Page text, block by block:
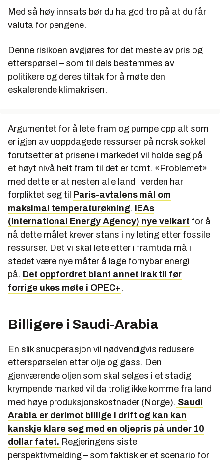
Med så høy innsats bør du ha god tro på at du får
valuta for pengene.
Denne risikoen avgjøres for det meste av pris og
etterspørsel – som til dels bestemmes av
politikere og deres tiltak for å møte den
eskalerende klimakrisen.
Argumentet for å lete fram og pumpe opp alt som
er igjen av uoppdagede ressurser på norsk sokkel
forutsetter at prisene i markedet vil holde seg på
et høyt nivå helt fram til det er tomt. «Problemet»
med dette er at nesten alle land i verden har
forpliktet seg til Paris-avtalens mål om
maksimal temperaturøkning.
IEAs
(International Energy Agency) nye veikart for å
nå dette målet krever stans i ny leting etter fossile
ressurser. Det vi skal lete etter i framtida må i
stedet være nye måter å lage fornybar energi
på. Det oppfordret blant annet Irak til før
forrige ukes møte i OPEC+.
Billigere i Saudi-Arabia
En slik snuoperasjon vil nødvendigvis redusere
etterspørselen etter olje og gass. Den
gjenværende oljen som skal selges i et stadig
krympende marked vil da trolig ikke komme fra land
med høye produksjonskostnader (Norge). Saudi
Arabia er derimot billige i drift og kan kan
kanskje klare seg med en oljepris på under 10
dollar fatet. Regjeringens siste
perspektivmelding – som faktisk er et scenario for